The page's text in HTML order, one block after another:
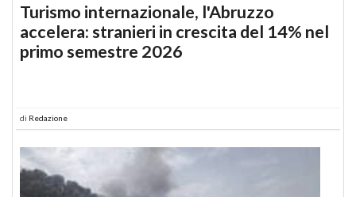
Turismo internazionale, l'Abruzzo
accelera: stranieri in crescita del 14% nel
primo semestre 2026
di Redazione